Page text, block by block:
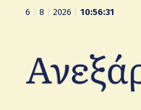
6 8 2026 10:56:32